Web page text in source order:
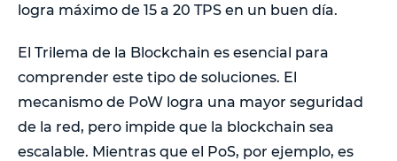
logra máximo de 15 a 20 TPS en un buen día.
El Trilema de la Blockchain es esencial para
comprender este tipo de soluciones. El
mecanismo de PoW logra una mayor seguridad
de la red, pero impide que la blockchain sea
escalable. Mientras que el PoS, por ejemplo, es